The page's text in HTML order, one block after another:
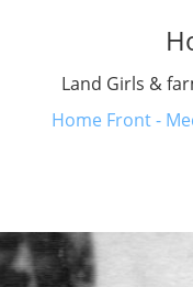
Land Girls &
Home Front -